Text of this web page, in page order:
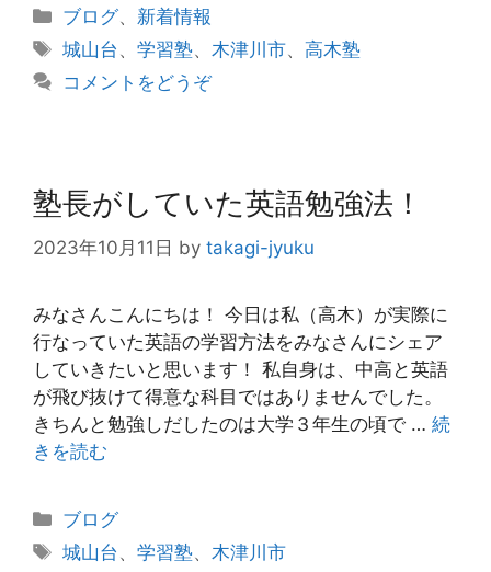
カ
テ
リ
ブログ、 新着情報
タ
グ
城山台 、学習塾、木津川市、高木塾
コメントをどうぞ
塾長がしていた英語勉強法！
2023年10月11日 by takagi-jyuku
みなさんこんにちは！ 今日は私（高木）が実際に
行なっていた英語の学習方法をみなさんにシェア
していきたいと思います！ 私自身は、中高と英語
が飛び抜けて得意な科目ではありませんでした。
きちんと勉強しだしたのは大学３年生の頃で … 続
きを読む
カ
テ
ブログ
タ
城山台 、学習塾、 木津川市